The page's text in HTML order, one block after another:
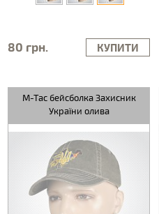
80 грн. КУПИТИ
M-Tac бейсболка Захисник
України олива